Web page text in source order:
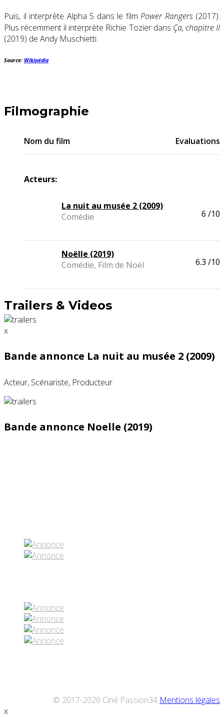
Puis, il interprète Alpha 5 dans le film Power Rangers(2017).
Plus récemment il interprète Richie Tozier dans Ça, chapitre II
(2019) de Andy Muschietti.
Source: Wikipédia
Filmographie
Nom du film Evaluations
Acteurs:
La nuit au musée 2 (2009)
Comédie
6 /10
Noëlle (2019)
Comédie, Film de Noël
6.3 /10
Trailers & Videos
x
Bande annonce La nuit au musée 2 (2009)
Acteur, Scénariste, Producteur
Bande annonce Noelle (2019)
© 2017-2026 Ciné Passion34 Mentions légales
x